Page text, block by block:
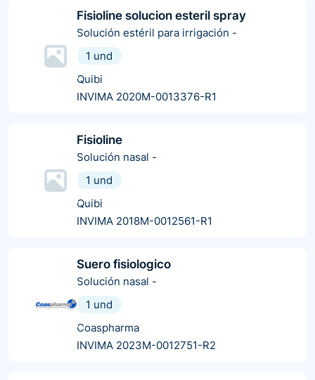
Fisioline solucion esteril spray
Solución estéril para irrigación -
1 und
Quibi
INVIMA 2020M-0013376-R1
Fisioline
Solución nasal -
1 und
Quibi
INVIMA 2018M-0012561-R1
Suero fisiologico
Solución nasal -
1 und
Coaspharma
INVIMA 2023M-0012751-R2